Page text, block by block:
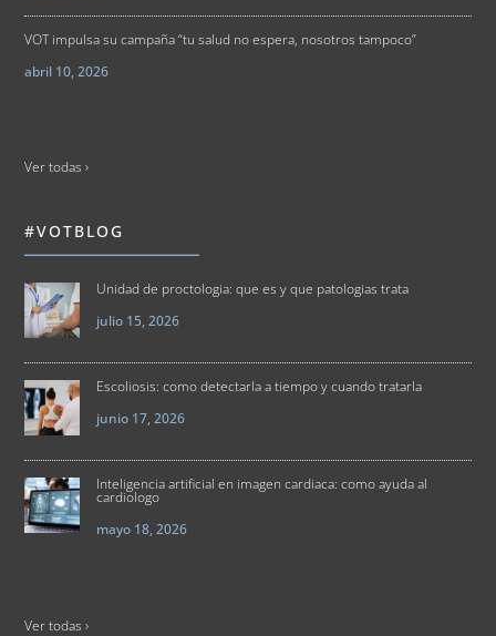
VOT impulsa su campaña “tu salud no espera, nosotros tampoco”
abril 10, 2026
Ver todas ›
#VOTBLOG
Unidad de proctologia: que es y que patologias trata
julio 15, 2026
Escoliosis: como detectarla a tiempo y cuando tratarla
junio 17, 2026
Inteligencia artificial en imagen cardiaca: como ayuda al
cardiologo
mayo 18, 2026
Ver todas ›